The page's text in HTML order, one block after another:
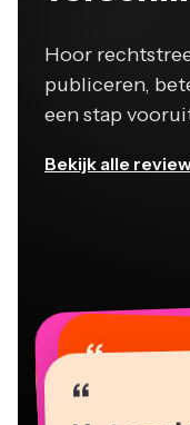
publiceren,
een stap
“
Het
“
“
“ “
“
“ “
“